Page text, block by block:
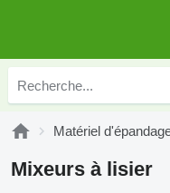
Matériel
Mixeurs à lisier